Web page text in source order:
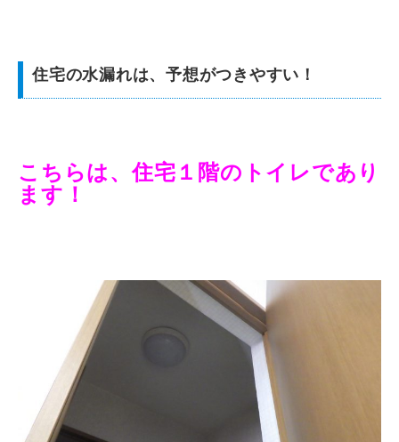
住宅の水漏れは、予想がつきやすい！
こちらは、住宅１階のトイレであり
ます！